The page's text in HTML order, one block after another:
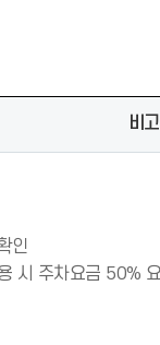
비고
인
시 주차요금 50%